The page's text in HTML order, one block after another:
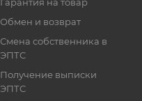
Обмен и возврат
Смена собственника в
ЭПТС
Получение выписки
ЭПТС